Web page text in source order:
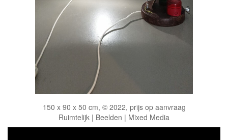
150 x 90 x 50 cm, © 2022, prijs op aanvraag
Ruimtelijk | Beelden | Mixed Media